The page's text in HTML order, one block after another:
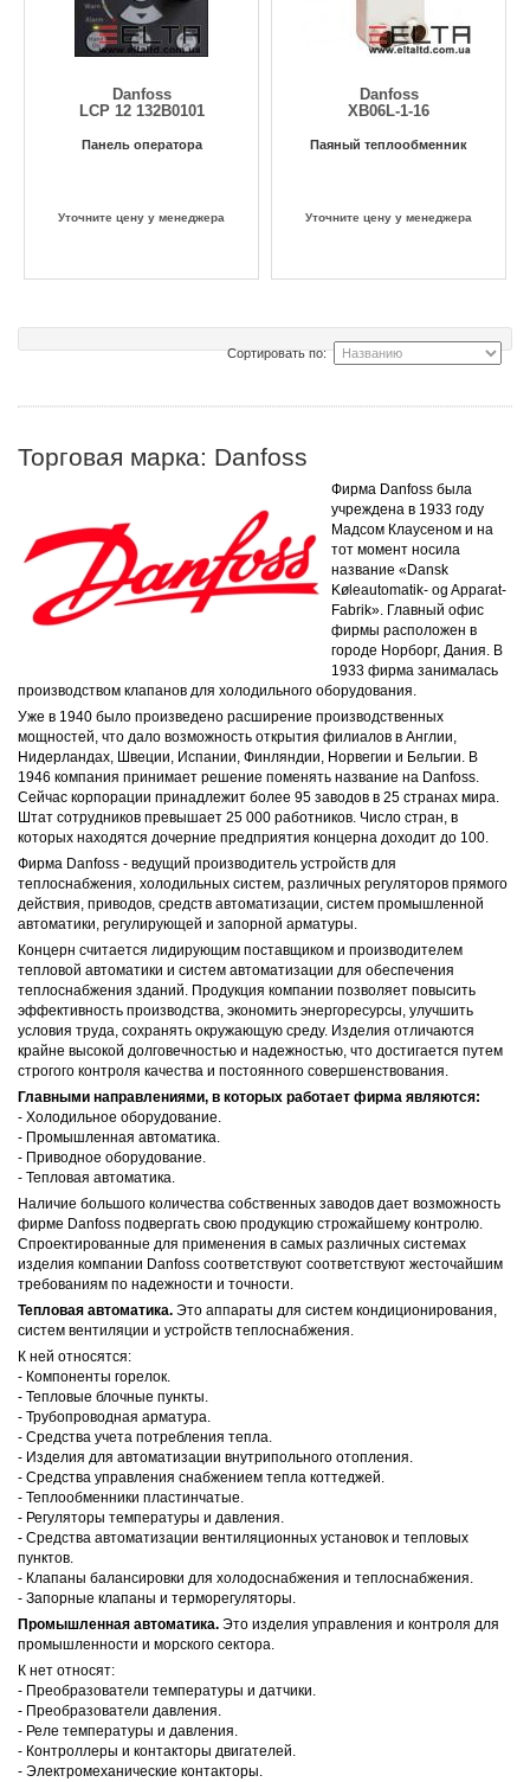
Danfoss
LCP 12 132B0101
Панель оператора
Уточните цену у менеджера
Danfoss
XB06L-1-16
Паяный теплообменник
Уточните цену у менеджера
Сортировать по:
Торговая марка: Danfoss
Фирма Danfoss была
учреждена в 1933 году
Мадсом Клаусеном и на
тот момент носила
название «Dansk
Køleautomatik- og Apparat-
Fabrik». Главный офис
фирмы расположен в
городе Норборг, Дания. В
1933 фирма занималась
производством клапанов для холодильного оборудования.
Уже в 1940 было произведено расширение производственных
мощностей, что дало возможность открытия филиалов в Англии,
Нидерландах, Швеции, Испании, Финляндии, Норвегии и Бельгии. В
1946 компания принимает решение поменять название на Danfoss.
Сейчас корпорации принадлежит более 95 заводов в 25 странах мира.
Штат сотрудников превышает 25 000 работников. Число стран, в
которых находятся дочерние предприятия концерна доходит до 100.
Фирма Danfoss - ведущий производитель устройств для
теплоснабжения, холодильных систем, различных регуляторов прямого
действия, приводов, средств автоматизации, систем промышленной
автоматики, регулирующей и запорной арматуры.
Концерн считается лидирующим поставщиком и производителем
тепловой автоматики и систем автоматизации для обеспечения
теплоснабжения зданий. Продукция компании позволяет повысить
эффективность производства, экономить энергоресурсы, улучшить
условия труда, сохранять окружающую среду. Изделия отличаются
крайне высокой долговечностью и надежностью, что достигается путем
строгого контроля качества и постоянного совершенствования.
Главными направлениями, в которых работает фирма являются:
- Холодильное оборудование.
- Промышленная автоматика.
- Приводное оборудование.
- Тепловая автоматика.
Наличие большого количества собственных заводов дает возможность
фирме Danfoss подвергать свою продукцию строжайшему контролю.
Спроектированные для применения в самых различных системах
изделия компании Danfoss соответствуют соответствуют жесточайшим
требованиям по надежности и точности.
Тепловая автоматика. Это аппараты для систем кондиционирования,
систем вентиляции и устройств теплоснабжения.
К ней относятся:
- Компоненты горелок.
- Тепловые блочные пункты.
- Трубопроводная арматура.
- Средства учета потребления тепла.
- Изделия для автоматизации внутрипольного отопления.
- Средства управления снабжением тепла коттеджей.
- Теплообменники пластинчатые.
- Регуляторы температуры и давления.
- Средства автоматизации вентиляционных установок и тепловых
пунктов.
- Клапаны балансировки для холодоснабжения и теплоснабжения.
- Запорные клапаны и терморегуляторы.
Промышленная автоматика. Это изделия управления и контроля для
промышленности и морского сектора.
К нет относят:
- Преобразователи температуры и датчики.
- Преобразователи давления.
- Реле температуры и давления.
- Контроллеры и контакторы двигателей.
- Электромеханические контакторы.